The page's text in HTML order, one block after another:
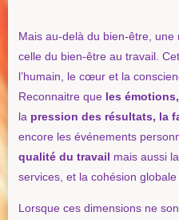
Mais au-delà du bien-être,
celle du bien-être au travail.
l’humain, le cœur et la
Reconnaitre que les
la pression des résultats, la
encore les événements
qualité du travail mais aussi
services, et la cohésion globale
Lorsque ces dimensions ne